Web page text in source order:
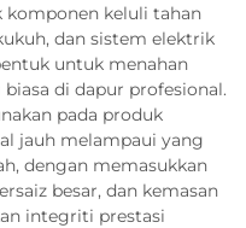
keluli tahan
dan sistem elektrik
untuk menahan
di dapur profesional.
pada produk
jauh melampaui yang
dengan memasukkan
besar, dan kemasan
integriti prestasi